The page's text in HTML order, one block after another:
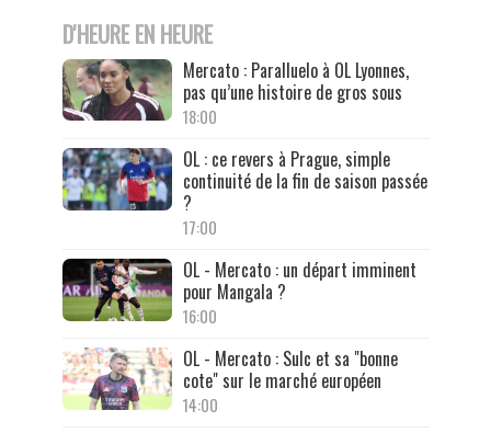
D'HEURE EN HEURE
Mercato : Paralluelo à OL Lyonnes,
pas qu’une histoire de gros sous
18:00
OL : ce revers à Prague, simple
continuité de la fin de saison passée
?
17:00
OL - Mercato : un départ imminent
pour Mangala ?
16:00
OL - Mercato : Sulc et sa "bonne
cote" sur le marché européen
14:00